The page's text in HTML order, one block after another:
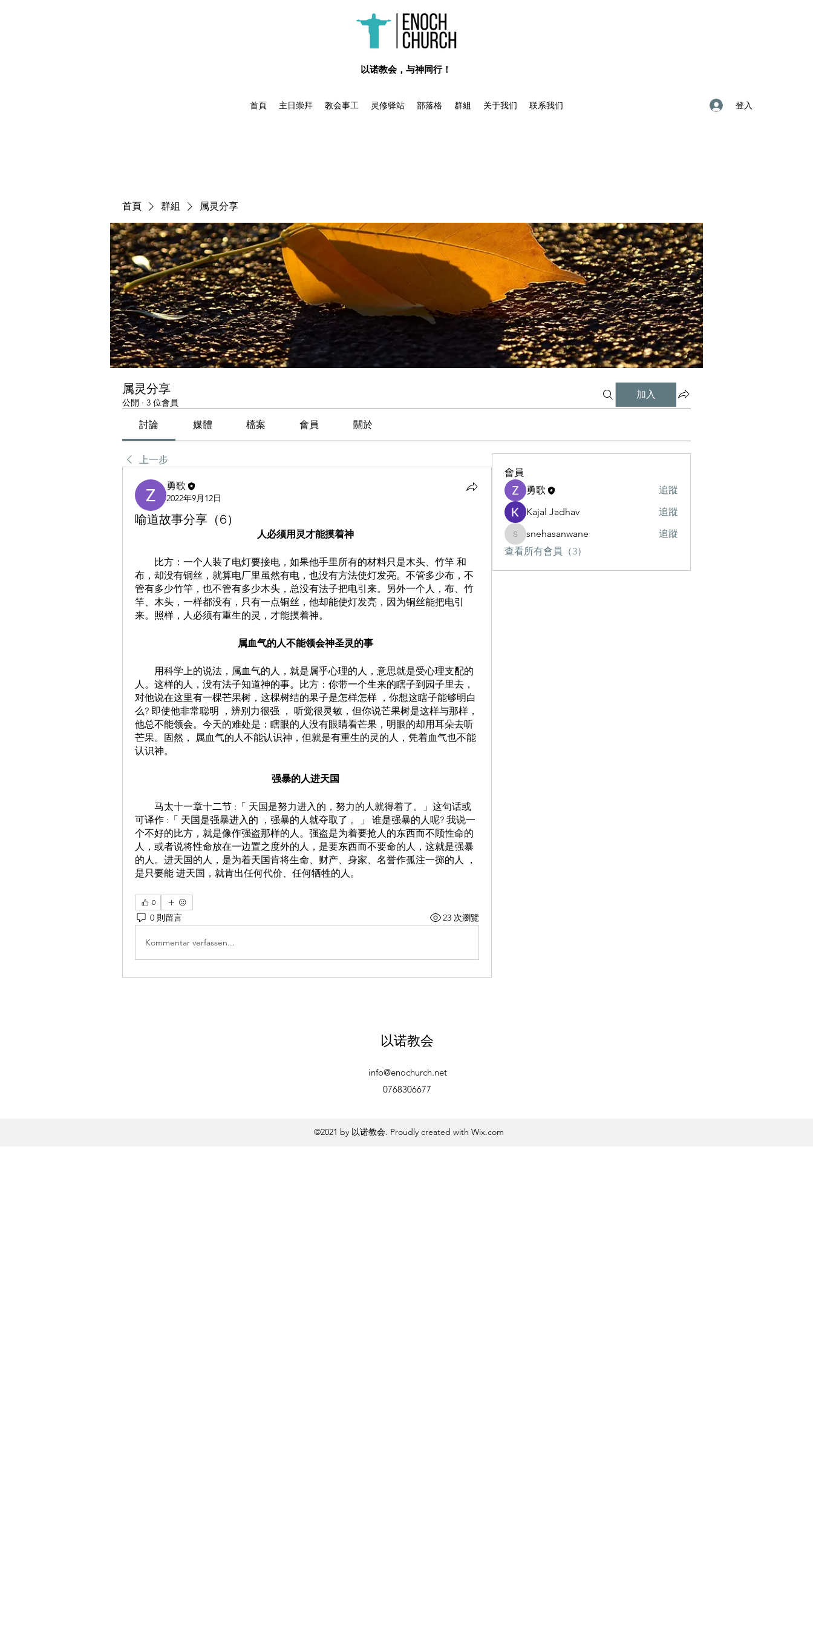
​以诺教会，与神同行！
首頁 主日崇拜 教会事工 灵修驿站 部落格 群組 关于我们 联系我们 登入
首頁 群組 属灵分享
属灵分享
公開 · 3 位會員
加入
討論 媒體 檔案 會員 關於
上一步
勇歌
2022年9月12日
喻道故事分享（6）
人必须用灵才能摸着神
布，却没有铜丝，就算电厂里虽然有电，也没有方法使灯发亮。不管多少布，不
管有多少竹竿，也不管有多少木头，总没有法子把电引来。另外一个人，布、竹
竿、木头，一样都没有，只有一点铜丝，他却能使灯发亮，因为铜丝能把电引
来。照样，人必须有重生的灵，才能摸着神。
属血气的人不能领会神圣灵的事
人。这样的人，没有法子知道神的事。比方：你带一个生来的瞎子到园子里去，
对他说在这里有一棵芒果树，这棵树结的果子是怎样怎样 ，你想这瞎子能够明白
么? 即使他非常聪明 ，辨别力很强 ， 听觉很灵敏，但你说芒果树是这样与那样，
他总不能领会。今天的难处是：瞎眼的人没有眼睛看芒果，明眼的却用耳朵去听
芒果。固然， 属血气的人不能认识神，但就是有重生的灵的人，凭着血气也不能
认识神。
强暴的人进天国
可译作 :「 天国是强暴进入的 ，强暴的人就夺取了 。」 谁是强暴的人呢? 我说一
个不好的比方，就是像作强盗那样的人。强盗是为着要抢人的东西而不顾性命的
人，或者说将性命放在一边置之度外的人，是要东西而不要命的人，这就是强暴
的人。进天国的人，是为着天国肯将生命、财产、身家、名誉作孤注一掷的人 ，
是只要能 进天国，就肯出任何代价、任何牺牲的人。
0
0 則留言 23 次瀏覽
Kommentar verfassen...
會員
勇歌
追蹤
Kajal Jadhav
追蹤
snehasanwane
snehasanwane
追蹤
查看所有會員（3）
以诺教会
0768306677
info@enochurch.net
©2021 by 以诺教会. Proudly created with Wix.com